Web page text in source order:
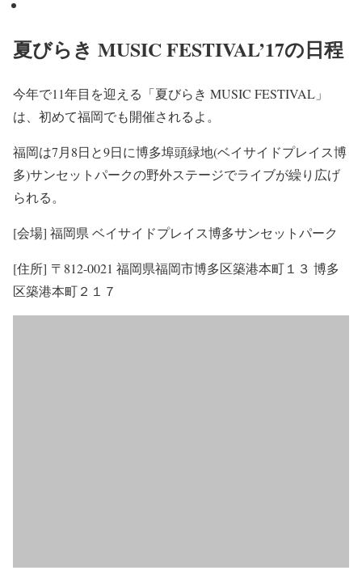
夏びらき MUSIC FESTIVAL’17の日程
今年で11年目を迎える「夏びらき MUSIC FESTIVAL」
は、初めて福岡でも開催されるよ。
福岡は7月8日と9日に博多埠頭緑地(ベイサイドプレイス博
多)サンセットパークの野外ステージでライブが繰り広げ
られる。
[会場] 福岡県 ベイサイドプレイス博多サンセットパーク
[住所] 〒812-0021 福岡県福岡市博多区築港本町１３ 博多
区築港本町２１７